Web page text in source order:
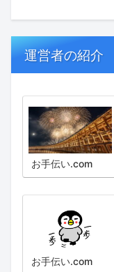
運営者の紹介
お手伝い.com
お手伝い.com